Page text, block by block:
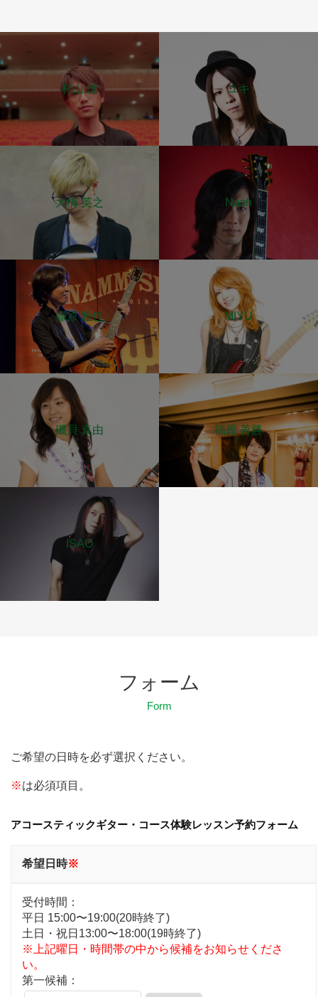
村山 遼 ユキ
大橋 英之 Nash
篠原 雅也 MIYU
磯貝 真由 福原 善勝
ISAO
フォーム
Form
ご希望の日時を必ず選択ください。
※は必須項目。
アコースティックギター・コース体験レッスン予約フォーム
希望日時※
受付時間：
平日 15:00〜19:00(20時終了)
土日・祝日13:00〜18:00(19時終了)
※上記曜日・時間帯の中から候補をお知らせくださ
い。
第一候補：